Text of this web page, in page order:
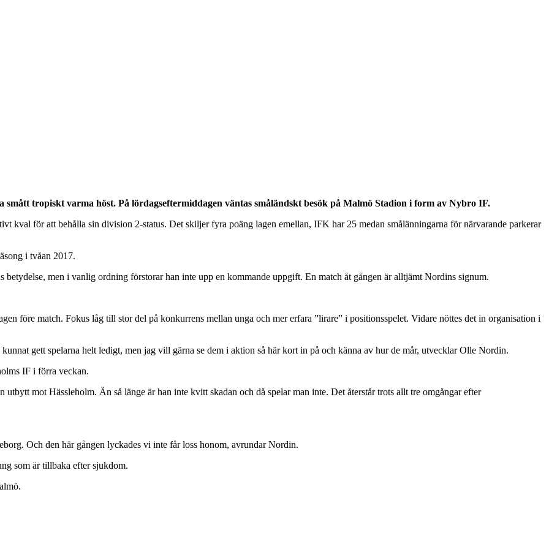
tropiskt varma höst. På lördagseftermiddagen väntas småländskt besök på Malmö Stadion i form av Nybro IF.
kval för att behålla sin division 2-status. Det skiljer fyra poäng lagen emellan, IFK har 25 medan smålänningarna för närvarande parkerar
i tvåan 2017.
men i vanlig ordning förstorar han inte upp en kommande uppgift. En match åt gången är alltjämt Nordins signum.
före match. Fokus låg till stor del på konkurrens mellan unga och mer erfara ”lirare” i positionsspelet. Vidare nöttes det in organisation i
gett spelarna helt ledigt, men jag vill gärna se dem i aktion så här kort in på och känna av hur de mår, utvecklar Olle Nordin.
IF i förra veckan.
mot Hässleholm. Än så länge är han inte kvitt skadan och då spelar man inte. Det återstår trots allt tre omgångar efter
Och den här gången lyckades vi inte får loss honom, avrundar Nordin.
som är tillbaka efter sjukdom.